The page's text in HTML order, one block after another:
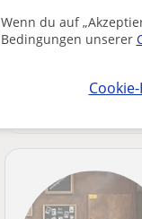
Wenn du auf
Bedingungen unserer